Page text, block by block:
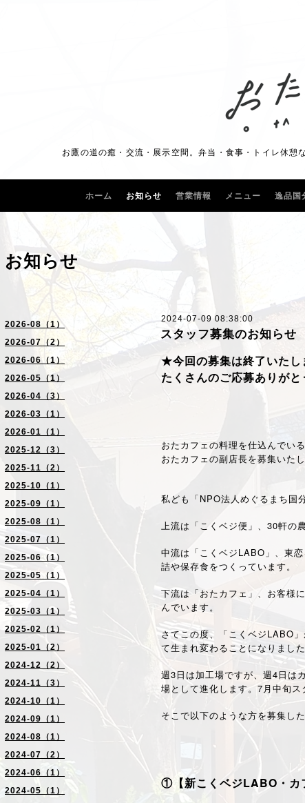
お鷹の道の癒・交流・展示空間。弁当・食事・トイレ休
ホーム お知らせ 営業情報 メニュー 逸品国
2026-08（1）
2026-07（2）
2026-06（1）
2026-05（1）
2026-04（3）
2026-03（1）
2026-01（1）
2025-12（3）
2025-11（2）
2025-10（1）
2025-09（1）
2025-08（1）
2025-07（1）
2025-06（1）
2025-05（1）
2025-04（1）
2025-03（1）
2025-02（1）
2025-01（2）
2024-12（2）
2024-11（3）
2024-10（1）
2024-09（1）
2024-08（1）
2024-07（2）
2024-06（1）
2024-05（1）
お知らせ
2024-07-09 08:38:00
スタッフ募集のお知らせ
★今回の募集は終了いたし
たくさんのご応募ありがと
おたカフェの料理を仕込んでい
おたカフェの副店長を募集いたし
私ども「NPO法人めぐるまち国
上流は「こくベジ便」、30軒の
中流は「こくベジLABO」、東
詰や保存食をつくっています。
下流は「おたカフェ」、お客様
んでいます。
さてこの度、「こくベジLABO
て生まれ変わることになりました
週3日は加工場ですが、週4日は
場として進化します。7月中旬ス
そこで以下のような方を募集し
①【新こくベジLABO・カ